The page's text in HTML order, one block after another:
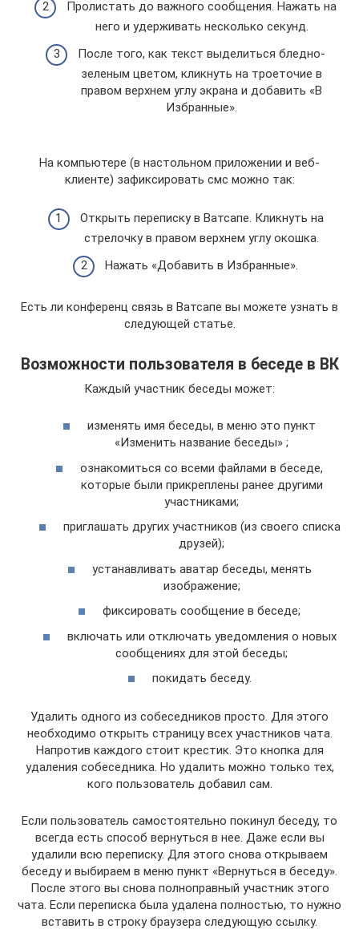
Пролистать до важного сообщения. Нажать на
него и удерживать несколько секунд.
После того, как текст выделиться бледно-
зеленым цветом, кликнуть на троеточие в
правом верхнем углу экрана и добавить «В
Избранные».
На компьютере (в настольном приложении и веб-
клиенте) зафиксировать смс можно так:
Открыть переписку в Ватсапе. Кликнуть на
стрелочку в правом верхнем углу окошка.
Нажать «Добавить в Избранные».
Есть ли конференц связь в Ватсапе вы можете узнать в
следующей статье.
Возможности пользователя в беседе в ВК
Каждый участник беседы может:
изменять имя беседы, в меню это пункт
«Изменить название беседы» ;
ознакомиться со всеми файлами в беседе,
которые были прикреплены ранее другими
участниками;
приглашать других участников (из своего списка
друзей);
устанавливать аватар беседы, менять
изображение;
фиксировать сообщение в беседе;
включать или отключать уведомления о новых
сообщениях для этой беседы;
покидать беседу.
Удалить одного из собеседников просто. Для этого
необходимо открыть страницу всех участников чата.
Напротив каждого стоит крестик. Это кнопка для
удаления собеседника. Но удалить можно только тех,
кого пользователь добавил сам.
Если пользователь самостоятельно покинул беседу, то
всегда есть способ вернуться в нее. Даже если вы
удалили всю переписку. Для этого снова открываем
беседу и выбираем в меню пункт «Вернуться в беседу».
После этого вы снова полноправный участник этого
чата. Если переписка была удалена полностью, то нужно
вставить в строку браузера следующую ссылку.